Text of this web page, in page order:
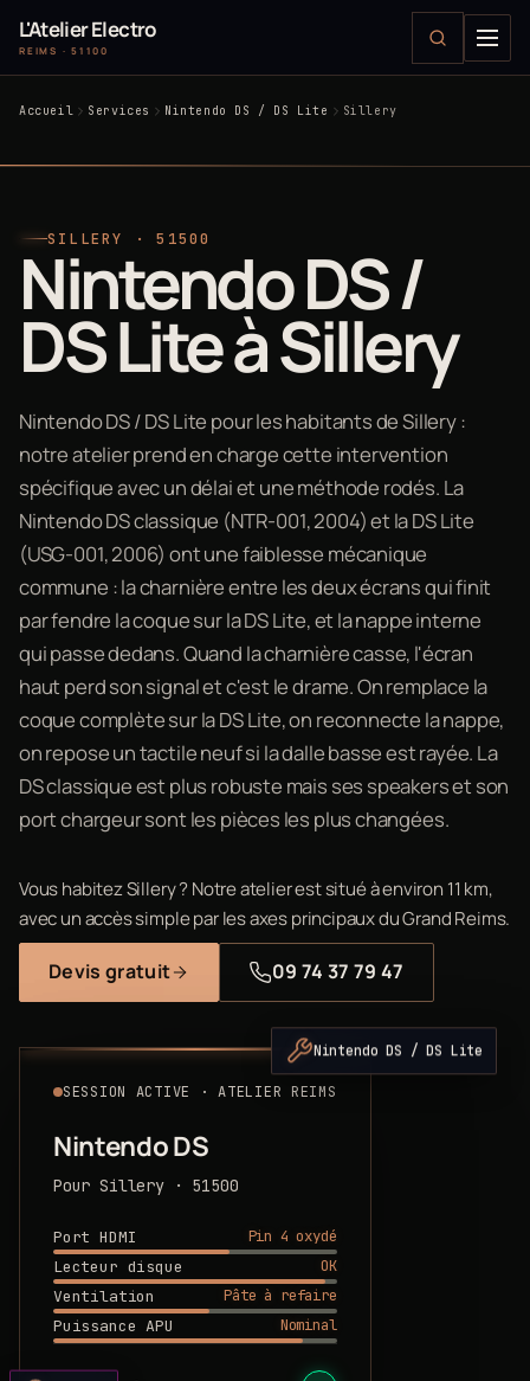
L'Atelier Electro
REIMS · 51100
Accueil Services Nintendo DS / DS Lite Sillery
SILLERY · 51500
Nintendo DS /
DS Lite à Sillery
Nintendo DS / DS Lite pour les habitants de Sillery :
notre atelier prend en charge cette intervention
spécifique avec un délai et une méthode rodés. La
Nintendo DS classique (NTR-001, 2004) et la DS Lite
(USG-001, 2006) ont une faiblesse mécanique
commune : la charnière entre les deux écrans qui finit
par fendre la coque sur la DS Lite, et la nappe interne
qui passe dedans. Quand la charnière casse, l'écran
haut perd son signal et c'est le drame. On remplace la
coque complète sur la DS Lite, on reconnecte la nappe,
on repose un tactile neuf si la dalle basse est rayée. La
DS classique est plus robuste mais ses speakers et son
port chargeur sont les pièces les plus changées.
Vous habitez Sillery ? Notre atelier est situé à environ 11 km,
avec un accès simple par les axes principaux du Grand Reims.
Devis gratuit 09 74 37 79 47
SESSION ACTIVE · ATELIER REIMS
Nintendo DS
Pour Sillery · 51500
Port HDMI
Pin 4 oxydé
Lecteur disque
OK
Ventilation
Pâte à refaire
Puissance APU
Nominal
Nintendo DS / DS Lite